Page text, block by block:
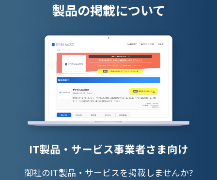
製品の掲載について
IT製品・サービス事業者さま向け
御社のIT製品・サービスを掲載しませんか?